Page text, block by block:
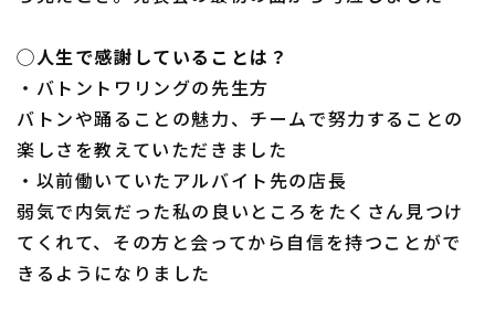
◯人生で感謝していることは？
・バトントワリングの先生方
バトンや踊ることの魅力、チームで努力することの
楽しさを教えていただきました
・以前働いていたアルバイト先の店長
弱気で内気だった私の良いところをたくさん見つけ
てくれて、その方と会ってから自信を持つことがで
きるようになりました